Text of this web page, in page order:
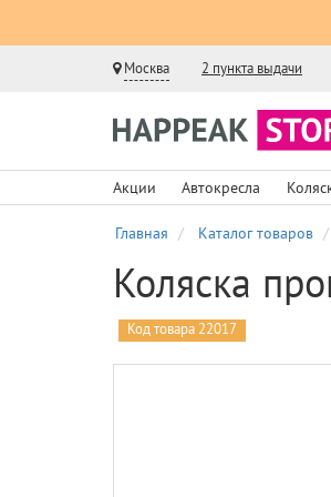
Москва 2 пункта выдачи
Акции Автокресла
Главная Каталог товаров
Коляска
Код товара 22017